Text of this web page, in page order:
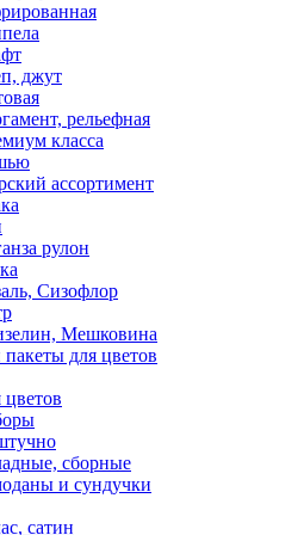
джут
рельефная
класса
ассортимент
рулон
Сизофлор
Мешковина
для цветов
цветов
сборные
и сундучки
сатин